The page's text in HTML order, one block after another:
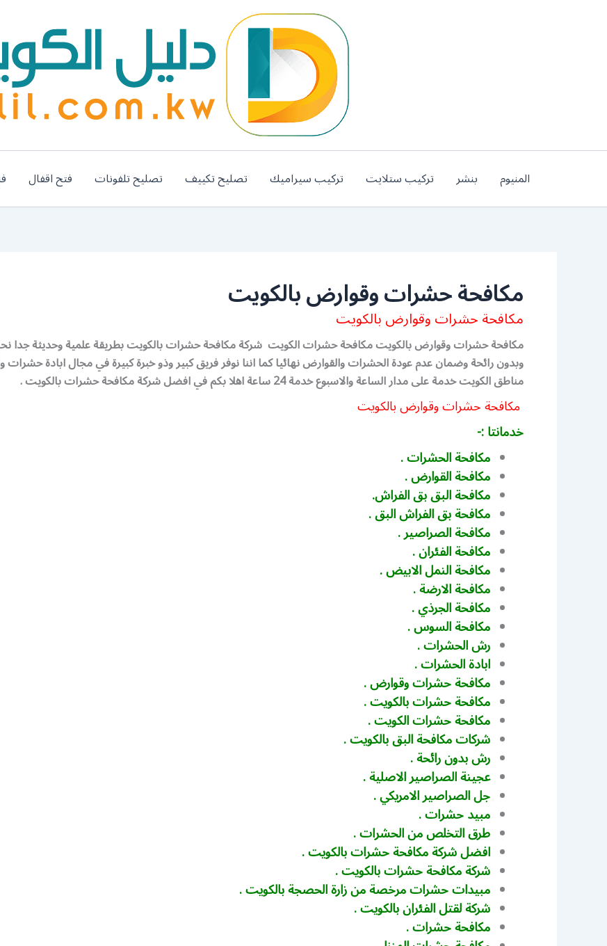
المنيوم بنشر تركيب ستلايت تركيب سيراميك تصليح تكييف تصليح تلفونات فتح اقفال
مكافحة حشرات وقوارض بالكويت
مكافحة حشرات وقوارض بالكويت
مكافحة حشرات وقوارض بالكويت مكافحة حشرات الكويت شركة مكافحة حشرات بالكويت بطريقة علمية وحديثة جدا نحن
وبدون رائحة وضمان عدم عودة الحشرات والقوارض نهائيا كما اننا نوفر فريق كبير وذو خبرة كبيرة في مجال ابادة حشرات
مناطق الكويت خدمة على مدار الساعة والاسبوع خدمة 24 ساعة اهلا بكم في افضل شركة مكافحة حشرات بالكويت .
مكافحة حشرات وقوارض بالكويت
خدمانتا :-
مكافحة الحشرات .
مكافحة القوارض .
مكافحة البق بق الفراش.
مكافحة بق الفراش البق .
مكافحة الصراصير .
مكافحة الفئران .
مكافحة النمل الابيض .
مكافحة الارضة .
مكافحة الجرذي .
مكافحة السوس .
رش الحشرات .
ابادة الحشرات .
مكافحة حشرات وقوارض .
مكافحة حشرات بالكويت .
مكافحة حشرات الكويت .
شركات مكافحة البق بالكويت .
رش بدون رائحة .
عجينة الصراصير الاصلية .
جل الصراصير الامريكي .
مبيد حشرات .
طرق التخلص من الحشرات .
افضل شركة مكافحة حشرات بالكويت .
شركة مكافحة حشرات بالكويت .
مبيدات حشرات مرخصة من زارة الحصجة بالكويت .
شركة لقتل الفئران بالكويت .
مكافحة حشرات .